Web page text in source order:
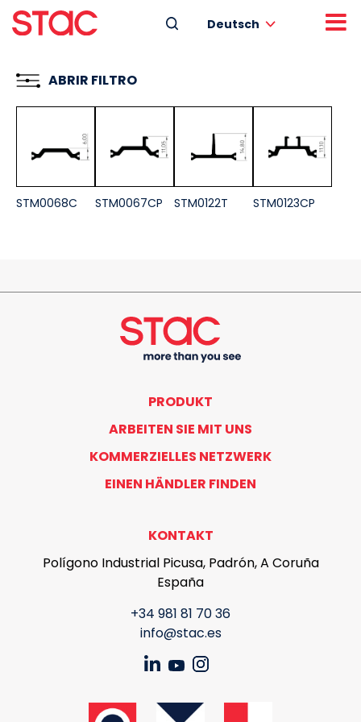
Deutsch
ABRIR FILTRO
STM0068C STM0067CP STM0122T STM0123CP
PRODUKT
ARBEITEN SIE MIT UNS
KOMMERZIELLES NETZWERK
EINEN HÄNDLER FINDEN
KONTAKT
Polígono Industrial Picusa, Padrón, A Coruña
España
+34 981 81 70 36
info@stac.es